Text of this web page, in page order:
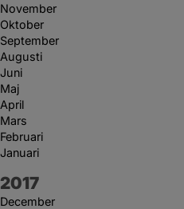
November
Oktober
September
Augusti
Juni
Maj
April
Mars
Februari
Januari
År:
2017
December